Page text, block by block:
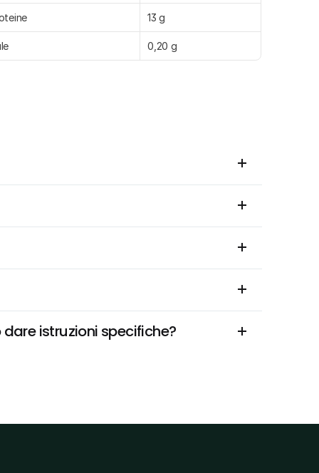
13 g
0,20 g
istruzioni specifiche?